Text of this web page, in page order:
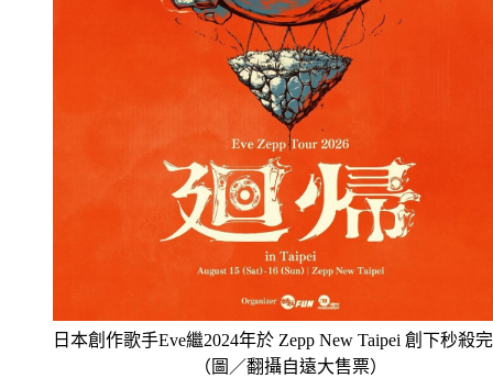
日本創作歌手Eve繼2024年於 Zepp New Taipei 創下秒殺